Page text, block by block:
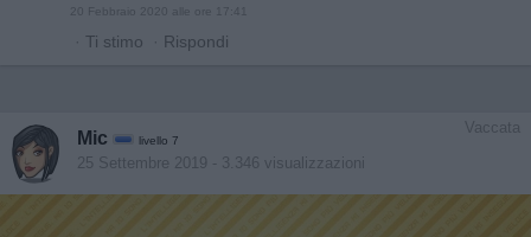
20 Febbraio 2020 alle ore 17:41
· Ti stimo · Rispondi
Vaccata
Mic livello 7
25 Settembre 2019 - 3.346 visualizzazioni